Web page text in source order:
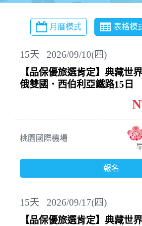
月曆模式 表格模
2026/09/10(四)
15天
【品保優旅選肯定】典藏世
俄雙國．西伯利亞鐵路15日
桃園國際機場
報名
2026/09/17(四)
15天
【品保優旅選肯定】典藏世